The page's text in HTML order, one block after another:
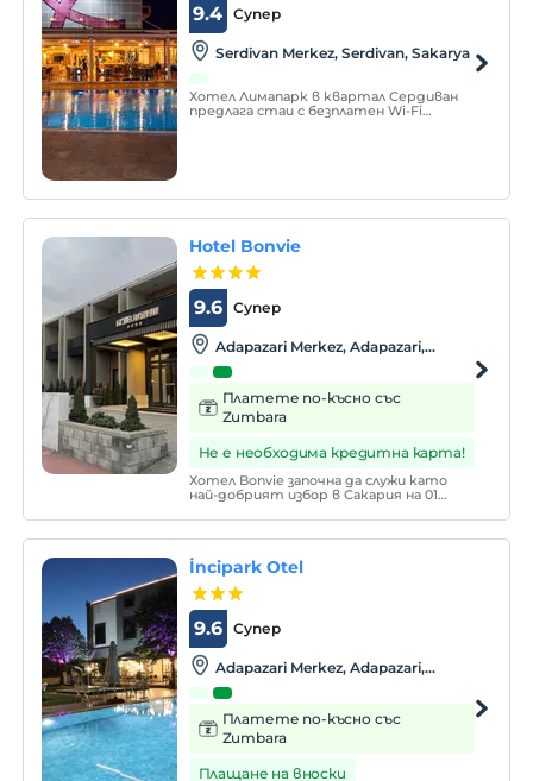
Супер
9.4
Serdivan Merkez, Serdivan, Sakarya
Хотел Лимапарк в квартал Сердиван
предлага стаи с безплатен Wi-Fi
специалитети.
Hotel Bonvie
Супер
9.6
Adapazari Merkez, Adapazari,
Sakarya
Платете по-късно със
Zumbara
Не е необходима кредитна карта!
Хотел Bonvie започна да служи като
най-добрият избор в Сакария на 01
İncipark Otel
Супер
9.6
Adapazari Merkez, Adapazari,
Sakarya
Платете по-късно със
Zumbara
Плащане на вноски